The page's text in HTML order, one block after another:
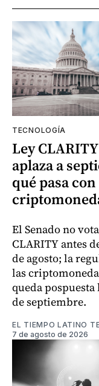
TECNOLOGÍA
Ley
aplaza a
qué pasa
El Senado no
CLARITY antes
de agosto; la
las
queda pospuesta
de septiembre.
EL TIEMPO LATINO
7 de agosto de 2026